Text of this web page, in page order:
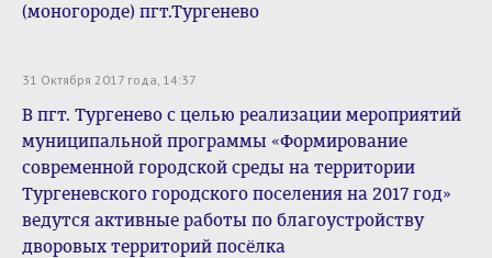
(моногороде) пгт.Тургенево
31 Октября 2017 года, 14:37
В пгт. Тургенево с целью реализации мероприятий
муниципальной программы «Формирование
современной городской среды на территории
Тургеневского городского поселения на 2017 год»
ведутся активные работы по благоустройству
дворовых территорий посёлка